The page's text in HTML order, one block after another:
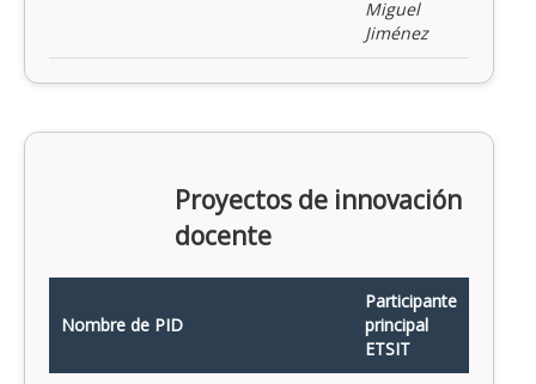
Miguel
Jiménez
Proyectos de innovación
docente
Nombre de PID
Participante
principal
ETSIT